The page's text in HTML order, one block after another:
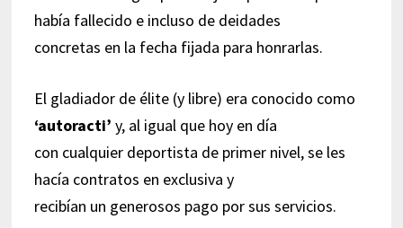
había fallecido e incluso de deidades
concretas en la fecha fijada para honrarlas.
El gladiador de élite (y libre) era conocido como
‘autoracti’ y, al igual que hoy en día
con cualquier deportista de primer nivel, se les
hacía contratos en exclusiva y
recibían un generosos pago por sus servicios.